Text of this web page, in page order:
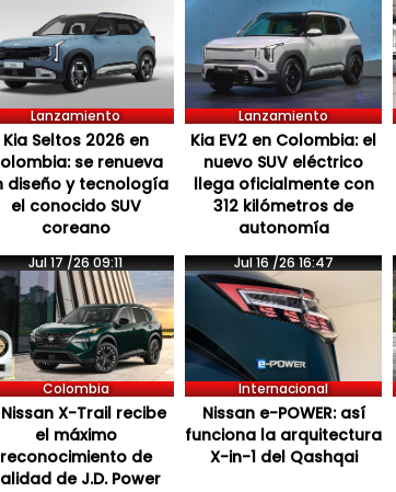
Lanzamiento
Kia Seltos 2026 en
se renueva
diseño y tecnología
el conocido SUV
coreano
Lanzamiento
Kia EV2 en Colombia: el
nuevo SUV eléctrico
llega oficialmente con
312 kilómetros de
autonomía
Jul 17 /26 09:11
Colombia
Nissan X-Trail recibe
el máximo
reconocimiento de
de J.D. Power
Jul 16 /26 16:47
Internacional
Nissan e-POWER: así
funciona la arquitectura
X-in-1 del Qashqai